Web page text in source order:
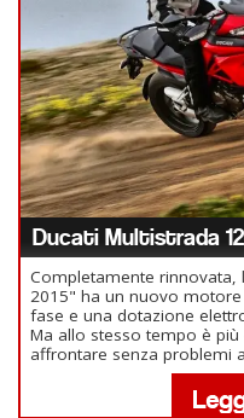
Ducati Multistrada
Completamente
2015" ha un nuovo
fase e una dotazione
Ma allo stesso tempo è
affrontare senza problemi